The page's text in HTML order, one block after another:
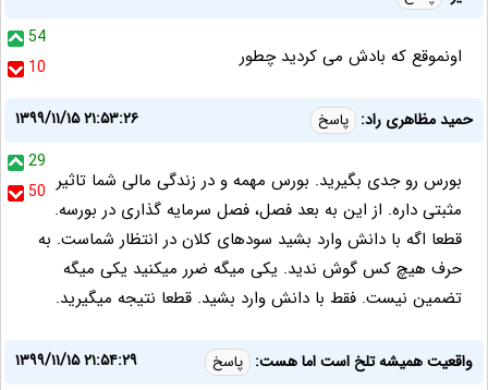
54
10
اونموقع که بادش می کردید چطور
حمید مظاهری راد: پاسخ
۱۳۹۹/۱۱/۱۵ ۲۱:۵۳:۲۶
29
50 بورس رو جدی بگیرید. بورس مهمه و در زندگی مالی شما تاثیر
مثبتی داره. از این به بعد فصل، فصل سرمایه گذاری در بورسه.
قطعا اگه با دانش وارد بشید سودهای کلان در انتظار شماست. به
حرف هیچ کس گوش ندید. یکی میگه ضرر میکنید یکی میگه
تضمین نیست. فقط با دانش وارد بشید. قطعا نتیجه میگیرید.
واقعیت همیشه تلخ است اما هست: پاسخ
۱۳۹۹/۱۱/۱۵ ۲۱:۵۴:۲۹